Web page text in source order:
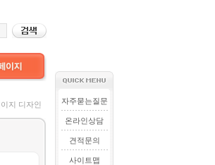
지 디자인 자주묻는질문
온라인상담
견적문의
사이트맵